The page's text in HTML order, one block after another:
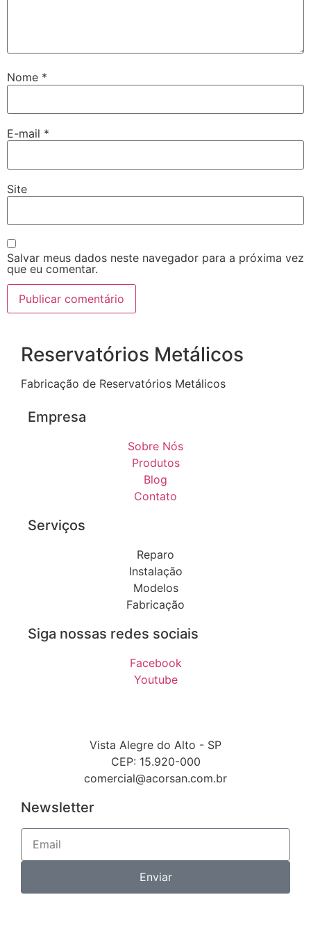
Nome *
E-mail *
Site
Salvar meus dados neste navegador para a próxima vez
que eu comentar.
Reservatórios Metálicos
Fabricação de Reservatórios Metálicos
Empresa
Sobre Nós
Produtos
Blog
Contato
Serviços
Reparo
Instalação
Modelos
Fabricação
Siga nossas redes sociais
Facebook
Youtube
Vista Alegre do Alto - SP
CEP: 15.920-000
comercial@acorsan.com.br
Newsletter
Enviar